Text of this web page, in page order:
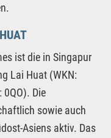
ist die in Singapur
Lai Huat (WKN:
0QO). Die
sowie auch
Asiens aktiv. Das